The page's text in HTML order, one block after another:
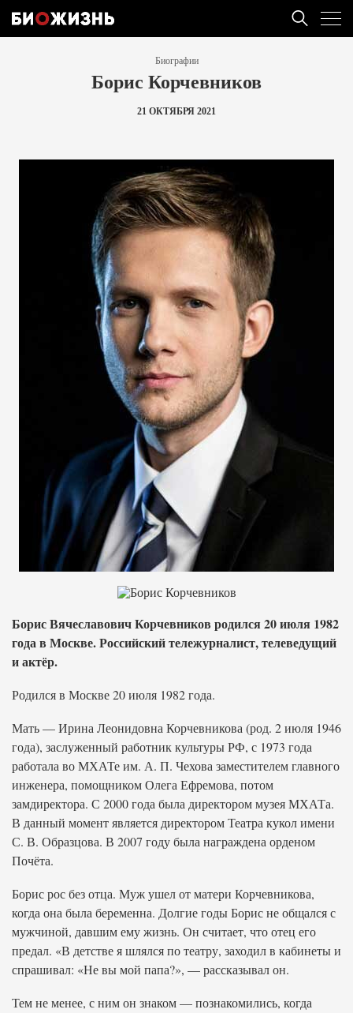
Биографии
Борис Корчевников
21 ОКТЯБРЯ 2021
Борис Вячеславович Корчевников родился 20 июля 1982
года в Москве. Российский тележурналист, телеведущий
и актёр.
Родился в Москве 20 июля 1982 года.
Мать — Ирина Леонидовна Корчевникова (род. 2 июля 1946
года), заслуженный работник культуры РФ, с 1973 года
работала во МХАТе им. А. П. Чехова заместителем главного
инженера, помощником Олега Ефремова, потом
замдиректора. С 2000 года была директором музея МХАТа.
В данный момент является директором Театра кукол имени
С. В. Образцова. В 2007 году была награждена орденом
Почёта.
Борис рос без отца. Муж ушел от матери Корчевникова,
когда она была беременна. Долгие годы Борис не общался с
мужчиной, давшим ему жизнь. Он считает, что отец его
предал. «В детстве я шлялся по театру, заходил в кабинеты и
спрашивал: «Не вы мой папа?», — рассказывал он.
Тем не менее, с ним он знаком — познакомились, когда